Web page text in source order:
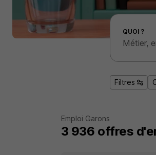
Effectuer une recherche d'emploi par localité
QUOI ?
Filtres
Emploi Garons
3 936 offres